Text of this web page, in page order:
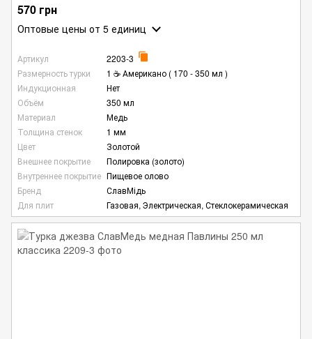
570 грн
Оптовые цены от 5 единиц
Артикул
2203-3
Размерность турки
1 ☕ Американо ( 170 - 350 мл )
Индукционная
Нет
Объём
350 мл
Материал
Медь
Толщина стенок
1 мм
Цвет
Золотой
Внешнее покрытие
Полировка (золото)
Внутреннее покрытие Пищевое олово
Бренд
СлавМідь
Для плит
Газовая, Электрическая, Стеклокерамическая